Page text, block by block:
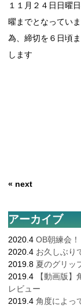
１１月２４日日曜
曜までとなってい
為、締切を６日頃
します
« next
アーカイブ
2020.4 OB朝練会！
2020.4 お久しぶり
2019.8 夏のグリッ
2019.4
【動画版
レビュー
2019.4 角度によっ